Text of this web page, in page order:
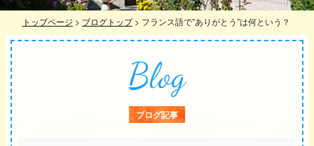
トップページ > ブログトップ> フランス語で”ありがとう”は何という？
Blog
ブログ記事